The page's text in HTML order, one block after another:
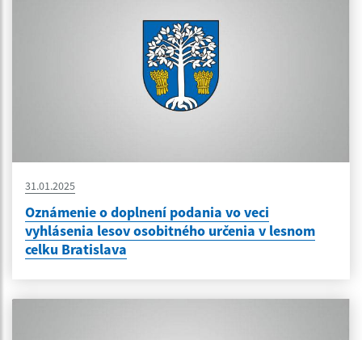
31.01.2025
Oznámenie o doplnení podania vo veci
vyhlásenia lesov osobitného určenia v lesnom
celku Bratislava